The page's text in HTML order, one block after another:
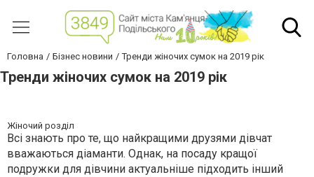
Головна Бізнес новини Тренди жіночих сумок на 2019 рік
Тренди жіночих сумок на 2019 рік
Жіночий розділ
Всі знають про те, що найкращими друзями дівчат
вважаються діаманти. Однак, на посаду кращої
подружки для дівчини актуальніше підходить інший